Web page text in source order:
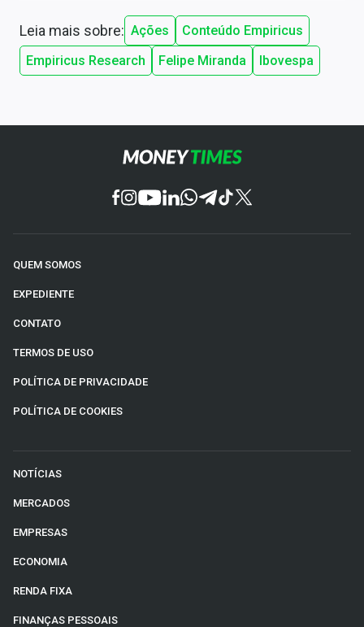
Leia mais sobre: Ações
Conteúdo Empiricus
Empiricus Research
Felipe Miranda Ibovespa
QUEM SOMOS
EXPEDIENTE
CONTATO
TERMOS DE USO
POLÍTICA DE PRIVACIDADE
POLÍTICA DE COOKIES
NOTÍCIAS
MERCADOS
EMPRESAS
ECONOMIA
RENDA FIXA
FINANÇAS PESSOAIS